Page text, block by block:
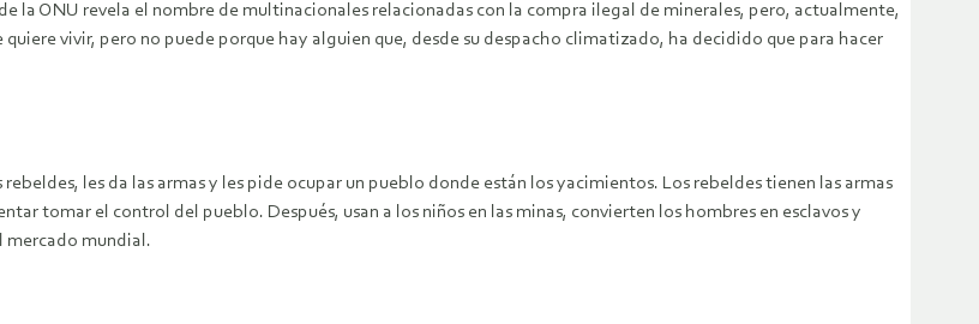
la ONU revela el nombre de multinacionales relacionadas con la compra ilegal de minerales, pero, actualmente,
vivir, pero no puede porque hay alguien que, desde su despacho climatizado, ha decidido que para hacer
les da las armas y les pide ocupar un pueblo donde están los yacimientos. Los rebeldes tienen las armas
tomar el control del pueblo. Después, usan a los niños en las minas, convierten los hombres en esclavos y
mercado mundial.